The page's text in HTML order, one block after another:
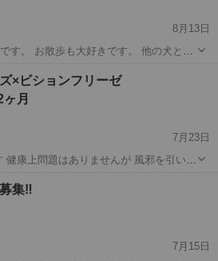
8月13日
す。 お散歩も大好きです。 他の犬とは
はこちらから出向いての譲渡に なりま
駅
×ビションフリーゼ
月
7月23日
ます。 ワクチン、風邪、お
その他
集‼️
7月15日